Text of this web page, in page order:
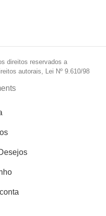
direitos reservados a
autorais, Lei Nº 9.610/98